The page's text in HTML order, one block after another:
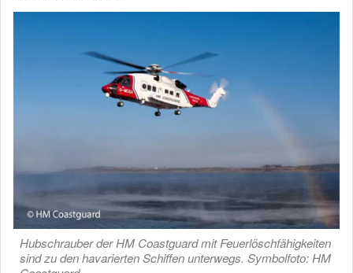
Hubschrauber der HM Coastguard mit Feuerlöschfähigkeiten
sind zu den havarierten Schiffen unterwegs. Symbolfoto: HM